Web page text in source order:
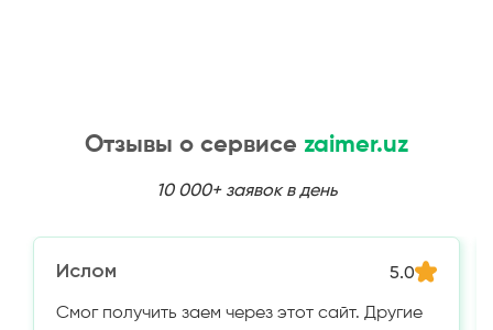
Отзывы о сервисе zaimer.uz
10 000+ заявок в день
Ислом 5.0
Смог получить заем через этот сайт. Другие